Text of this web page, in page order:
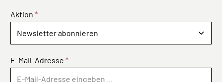
Aktion *
E-Mail-Adresse *